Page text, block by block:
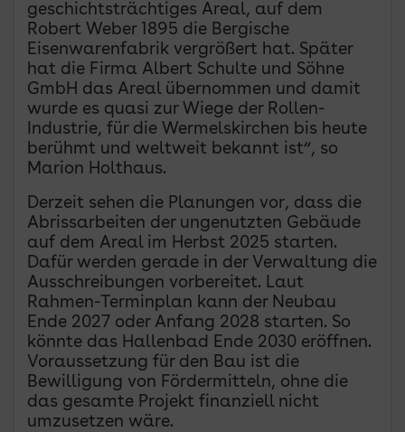
geschichtsträchtiges Areal, auf dem
Robert Weber 1895 die Bergische
Eisenwarenfabrik vergrößert hat. Später
hat die Firma Albert Schulte und Söhne
GmbH das Areal übernommen und damit
wurde es quasi zur Wiege der Rollen-
Industrie, für die Wermelskirchen bis heute
berühmt und weltweit bekannt ist“, so
Marion Holthaus.
Derzeit sehen die Planungen vor, dass die
Abrissarbeiten der ungenutzten Gebäude
auf dem Areal im Herbst 2025 starten.
Dafür werden gerade in der Verwaltung die
Ausschreibungen vorbereitet. Laut
Rahmen-Terminplan kann der Neubau
Ende 2027 oder Anfang 2028 starten. So
könnte das Hallenbad Ende 2030 eröffnen.
Voraussetzung für den Bau ist die
Bewilligung von Fördermitteln, ohne die
das gesamte Projekt finanziell nicht
umzusetzen wäre.